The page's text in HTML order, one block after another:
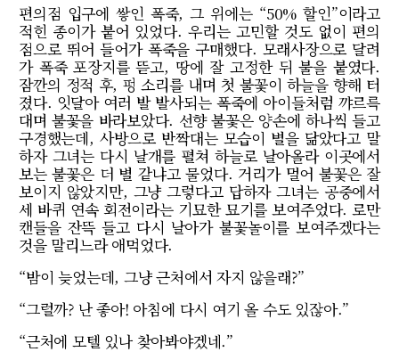
편의점 입구에 쌓인 폭죽, 그 위에는 “50% 할인”이라고
적힌 종이가 붙어 있었다. 우리는 고민할 것도 없이 편의
점으로 뛰어 들어가 폭죽을 구매했다. 모래사장으로 달려
가 폭죽 포장지를 뜯고, 땅에 잘 고정한 뒤 불을 붙였다.
잠깐의 정적 후, 펑 소리를 내며 첫 불꽃이 하늘을 향해 터
졌다. 잇달아 여러 발 발사되는 폭죽에 아이들처럼 꺄르륵
대며 불꽃을 바라보았다. 선향 불꽃은 양손에 하나씩 들고
구경했는데, 사방으로 반짝대는 모습이 별을 닮았다고 말
하자 그녀는 다시 날개를 펼쳐 하늘로 날아올라 이곳에서
보는 불꽃은 더 별 같냐고 물었다. 거리가 멀어 불꽃은 잘
보이지 않았지만, 그냥 그렇다고 답하자 그녀는 공중에서
세 바퀴 연속 회전이라는 기묘한 묘기를 보여주었다. 로만
캔들을 잔뜩 들고 다시 날아가 불꽃놀이를 보여주겠다는
것을 말리느라 애먹었다.
“밤이 늦었는데, 그냥 근처에서 자지 않을래?”
“그럴까? 난 좋아! 아침에 다시 여기 올 수도 있잖아.”
“근처에 모텔 있나 찾아봐야겠네.”